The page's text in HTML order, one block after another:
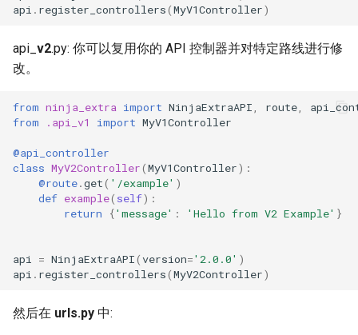
django-ninja中导出 openapi
api . register_controllers(MyV1Controller)
api_ v2.py: 你可以复用你的 API 控制器并对特定路线进行修
改。
from ninja_extra import NinjaExtraAPI route
from
.api_v1 import MyV1Controller
@api_controller
class MyV2Controller(MyV1Controller):
@route.get( '/example' )
def example( self):
return
{'message' : 'Hello from V2 Example' }
api = NinjaExtraAPI(version='2.0.0' )
api . register_controllers(MyV2Controller)
然后在 urls.py 中: